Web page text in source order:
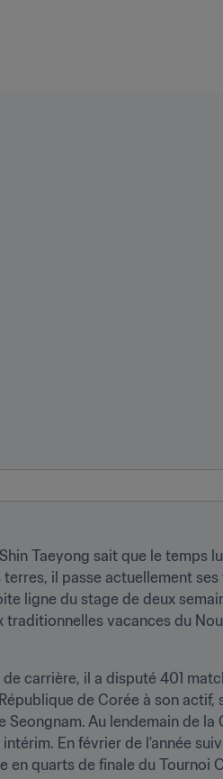
Taeyong sait que le temps
il passe actuellement ses
ligne du stage de deux
vacances du
carrière, il a disputé 401
de Corée à son actif,
Au lendemain de la
En février de l'année
en quarts de finale du Tournoi